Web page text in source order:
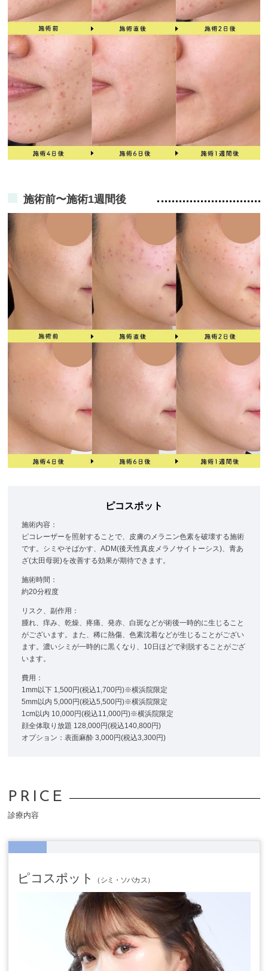
施術前〜施術1週間後
ピコスポット
施術内容：
ピコレーザーを照射することで、皮膚のメラニン色素を破壊する施術
です。シミやそばかす、ADM(後天性真皮メラノサイトーシス)、青あ
ざ(太田母斑)を改善する効果が期待できます。
施術時間：
約20分程度
リスク、副作用：
腫れ、痒み、乾燥、疼痛、発赤、白斑などが術後一時的に生じること
がございます。また、稀に熱傷、色素沈着などが生じることがござい
ます。濃いシミが一時的に黒くなり、10日ほどで剥脱することがござ
います。
費用：
1mm以下 1,500円(税込1,700円)※横浜院限定
5mm以内 5,000円(税込5,500円)※横浜院限定
1cm以内 10,000円(税込11,000円)※横浜院限定
顔全体取り放題 128,000円(税込140,800円)
オプション：表面麻酔 3,000円(税込3,300円)
PRICE
診療内容
ピコスポット （シミ・ソバカス）